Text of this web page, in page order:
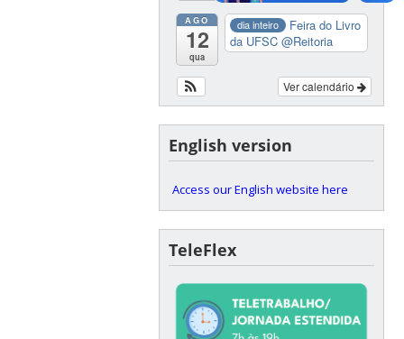
AGO
12
qua
dia inteiro
Feira do Livro
da UFSC@Reitoria
Ver calendário
English version
Access our English website here
TeleFlex